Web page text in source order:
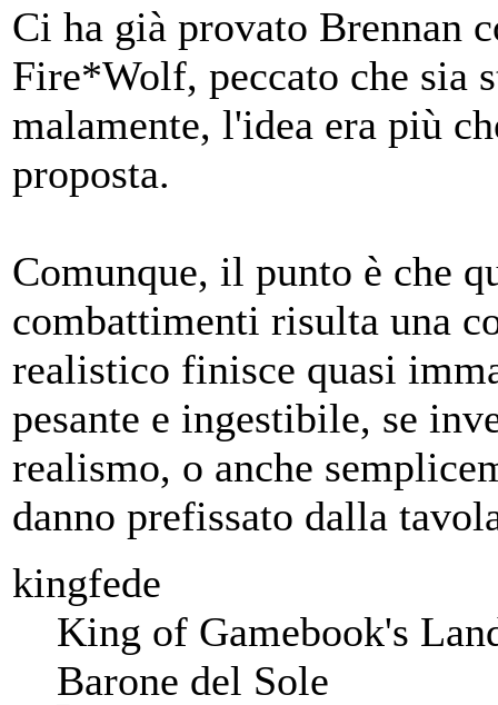
Ci ha già provato Brennan
Fire*Wolf, peccato che sia
malamente, l'idea era più
proposta.
Comunque, il punto è che
combattimenti risulta una
realistico finisce quasi
pesante e ingestibile, se
realismo, o anche
danno prefissato dalla
kingfede
King of Gamebook's
Barone del Sole